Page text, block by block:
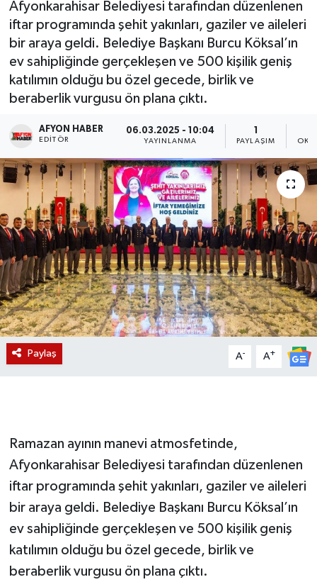
Afyonkarahisar Belediyesi tarafından düzenlenen
iftar programında şehit yakınları, gaziler ve aileleri
bir araya geldi. Belediye Başkanı Burcu Köksal’ın
ev sahipliğinde gerçekleşen ve 500 kişilik geniş
katılımın olduğu bu özel gecede, birlik ve
beraberlik vurgusu ön plana çıktı.
AFYON HABER
EDITÖR
06.03.2025 - 10:04
YAYINLANMA PAYLAŞIM
Paylaş A- A+
Ramazan ayının manevi atmosfetinde,
Afyonkarahisar Belediyesi tarafından düzenlenen
iftar programında şehit yakınları, gaziler ve aileleri
bir araya geldi. Belediye Başkanı Burcu Köksal’ın
ev sahipliğinde gerçekleşen ve 500 kişilik geniş
katılımın olduğu bu özel gecede, birlik ve
beraberlik vurgusu ön plana çıktı.
Ekonomi
Magazin
Etkinlikler